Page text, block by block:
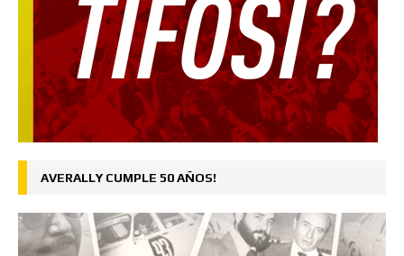
AVERALLY CUMPLE 50 AÑOS!